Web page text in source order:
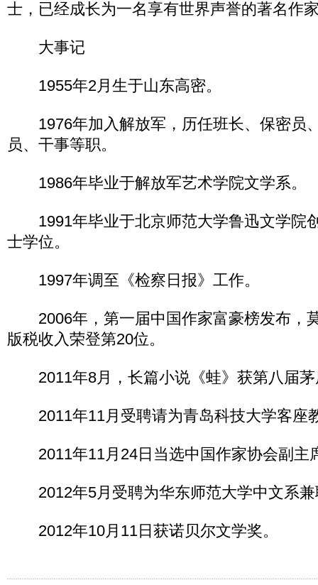
士，已经成长为一名享有世界声誉的著名作
大事记
1955年2月生于山东高密。
1976年加入解放军，历任班长、保密员
员、干事等职。
1986年毕业于解放军艺术学院文学系。
1991年毕业于北京师范大学鲁迅文学院
士学位。
1997年调至《检察日报》工作。
2006年，第一届中国作家富豪榜发布，
版税收入荣登第20位。
2011年8月，长篇小说《蛙》获第八届茅
2011年11月受聘请为青岛科技大学客座
2011年11月24日当选中国作家协会副主
2012年5月受聘为华东师范大学中文系兼
2012年10月11日获诺贝尔文学奖。